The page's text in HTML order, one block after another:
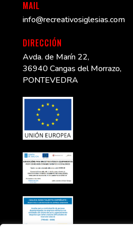
MAIL
info@recreativosiglesias.com
DIRECCIÓN
Avda. de Marín 22,
36940 Cangas del Morrazo,
PONTEVEDRA